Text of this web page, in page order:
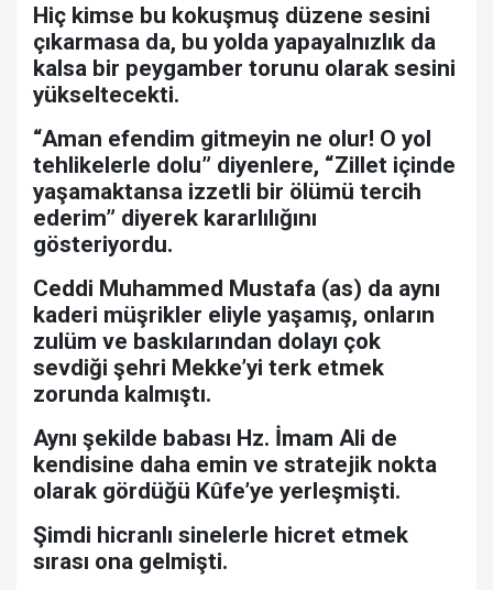
Hiç kimse bu kokuşmuş düzene sesini
çıkarmasa da, bu yolda yapayalnızlık da
kalsa bir peygamber torunu olarak sesini
yükseltecekti.
“Aman efendim gitmeyin ne olur! O yol
tehlikelerle dolu” diyenlere, “Zillet içinde
yaşamaktansa izzetli bir ölümü tercih
ederim” diyerek kararlılığını
gösteriyordu.
Ceddi Muhammed Mustafa (as) da aynı
kaderi müşrikler eliyle yaşamış, onların
zulüm ve baskılarından dolayı çok
sevdiği şehri Mekke’yi terk etmek
zorunda kalmıştı.
Aynı şekilde babası Hz. İmam Ali de
kendisine daha emin ve stratejik nokta
olarak gördüğü Kûfe’ye yerleşmişti.
Şimdi hicranlı sinelerle hicret etmek
sırası ona gelmişti.